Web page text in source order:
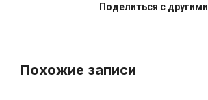
Поделиться с другими
Похожие записи